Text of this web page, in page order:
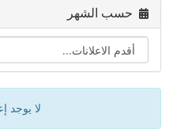
حسب الشهر
لا يوجد